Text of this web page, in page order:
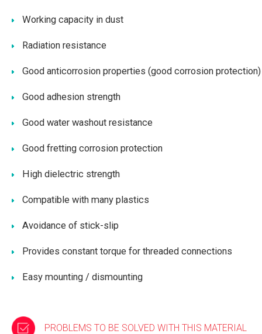
Working capacity in dust
Radiation resistance
Good anticorrosion properties (good corrosion protection)
Good adhesion strength
Good water washout resistance
Good fretting corrosion protection
High dielectric strength
Compatible with many plastics
Avoidance of stick-slip
Provides constant torque for threaded connections
Easy mounting / dismounting
PROBLEMS TO BE SOLVED WITH THIS MATERIAL